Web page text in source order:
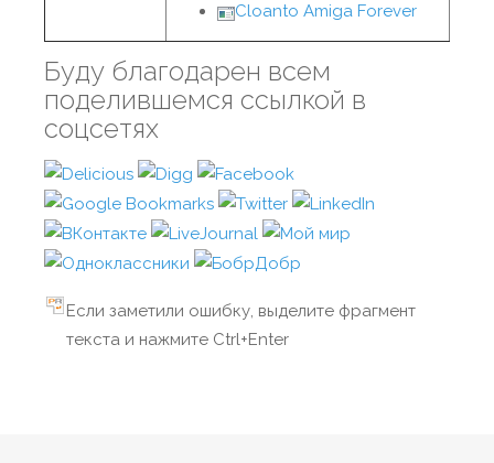
Cloanto Amiga Forever
Буду благодарен всем
поделившемся ссылкой в
соцсетях
Если заметили ошибку, выделите фрагмент
текста и нажмите Ctrl+Enter